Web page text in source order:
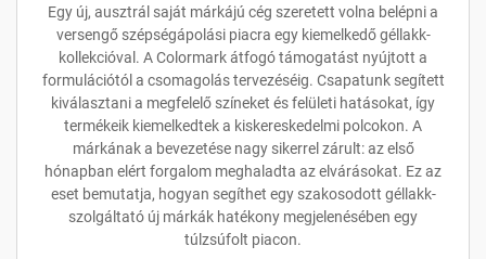
Egy új, ausztrál saját márkájú cég szeretett volna belépni a
versengő szépségápolási piacra egy kiemelkedő géllakk-
kollekcióval. A Colormark átfogó támogatást nyújtott a
formulációtól a csomagolás tervezéséig. Csapatunk segített
kiválasztani a megfelelő színeket és felületi hatásokat, így
termékeik kiemelkedtek a kiskereskedelmi polcokon. A
márkának a bevezetése nagy sikerrel zárult: az első
hónapban elért forgalom meghaladta az elvárásokat. Ez az
eset bemutatja, hogyan segíthet egy szakosodott géllakk-
szolgáltató új márkák hatékony megjelenésében egy
túlzsúfolt piacon.